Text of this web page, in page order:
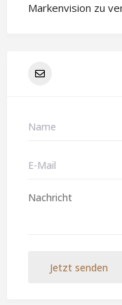
Markenvision zu
Jetzt senden